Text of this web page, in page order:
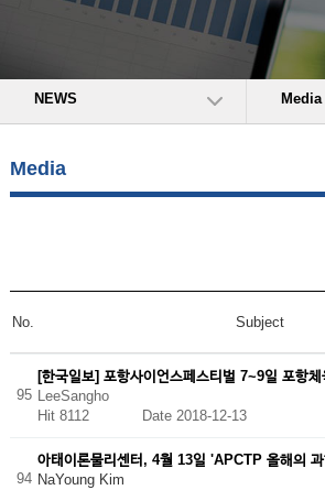
NEWS Media
Media
No. Subject
95
[한국일보] 포항사이언스페스티벌 7~9일 포항체
LeeSangho
Hit 8112
Date 2018-12-13
94
아태이론물리센터, 4월 13일 'APCTP 올해의
NaYoung Kim